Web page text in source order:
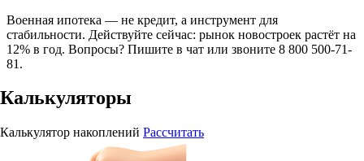
Военная ипотека — не кредит, а инструмент для
стабильности. Действуйте сейчас: рынок новостроек растёт на
12% в год. Вопросы? Пишите в чат или звоните 8 800 500-71-
81.
Калькуляторы
Калькулятор накоплений Рассчитать